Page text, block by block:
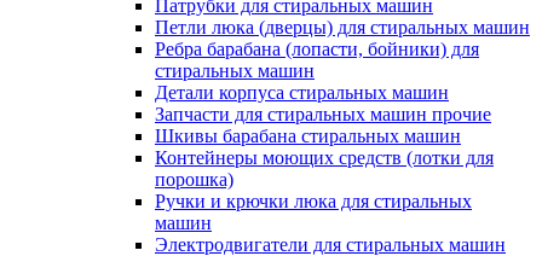
Патрубки для стиральных машин
Петли люка (дверцы) для стиральных машин
Ребра барабана (лопасти, бойники) для
стиральных машин
Детали корпуса стиральных машин
Запчасти для стиральных машин прочие
Шкивы барабана стиральных машин
Контейнеры моющих средств (лотки для
порошка)
Ручки и крючки люка для стиральных
машин
Электродвигатели для стиральных машин